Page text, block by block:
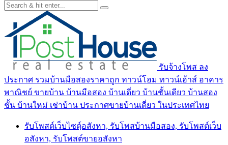
รับจ้างโพส ลง
ประกาศ รวมบ้านมือสองราคาถูก ทาวน์โฮม ทาวน์เฮ้าส์ อาคาร
พาณิชย์ ขายบ้าน บ้านมือสอง บ้านเดี่ยว บ้านชั้นเดียว บ้านสอง
ชั้น บ้านใหม่ เช่าบ้าน ประกาศขายบ้านเดี่ยว ในประเทศไทย
รับโพสต์เว็บไซตฺ์อสังหา, รับโพสบ้านมือสอง, รับโพสต์เว็บ
อสังหา, รับโพสต์ขายอสังหา